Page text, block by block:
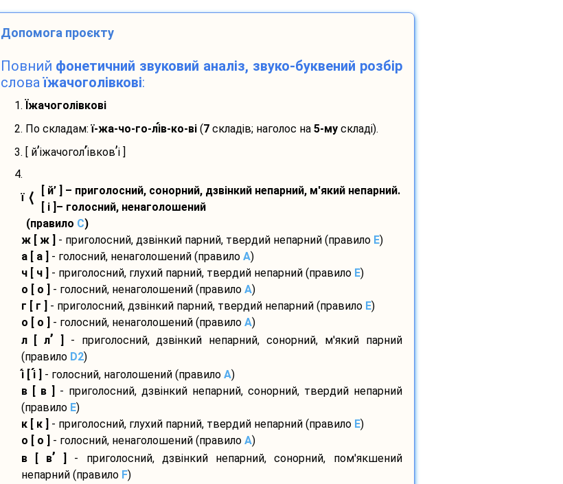
Допомога проєкту
Повний фонетичний звуковий аналіз, звуко-буквений розбір
словаїжачоголівкові:
1. Їжачоголівкові
2. По складам:ї-жа-чо-го-лів-ко-ві(7складів; наголос на 5-мускладі).
3. [ й’іжачогол’івков’і ]
4.
ї ⟨
[ й’ ] – приголосний, сонорний, дзвінкий непарний, м'який непарний.
[ і ]– голосний, ненаголошений
(правило С)
ж [ ж ]
- приголосний, дзвінкий парний, твердий непарний (правило E)
а [ а ]
- голосний, ненаголошений (правило A)
ч [ ч ]
- приголосний, глухий парний, твердий непарний (правило E)
о [ о ]
- голосний, ненаголошений (правило A)
г [ г ]
- приголосний, дзвінкий парний, твердий непарний (правило E)
о [ о ]
- голосний, ненаголошений (правило A)
л [ л’
- приголосний, дзвінкий непарний, сонорний, м'який парний
(правило D2)
і[ і] - голосний, наголошений (правило A)
в [ в ]
- приголосний, дзвінкий непарний, сонорний, твердий непарний
(правило E)
к [ к ]
- приголосний, глухий парний, твердий непарний (правило E)
о [ о ]
- голосний, ненаголошений (правило A)
в [ в’
- приголосний, дзвінкий непарний, сонорний, пом'якшений
непарний (правило F)